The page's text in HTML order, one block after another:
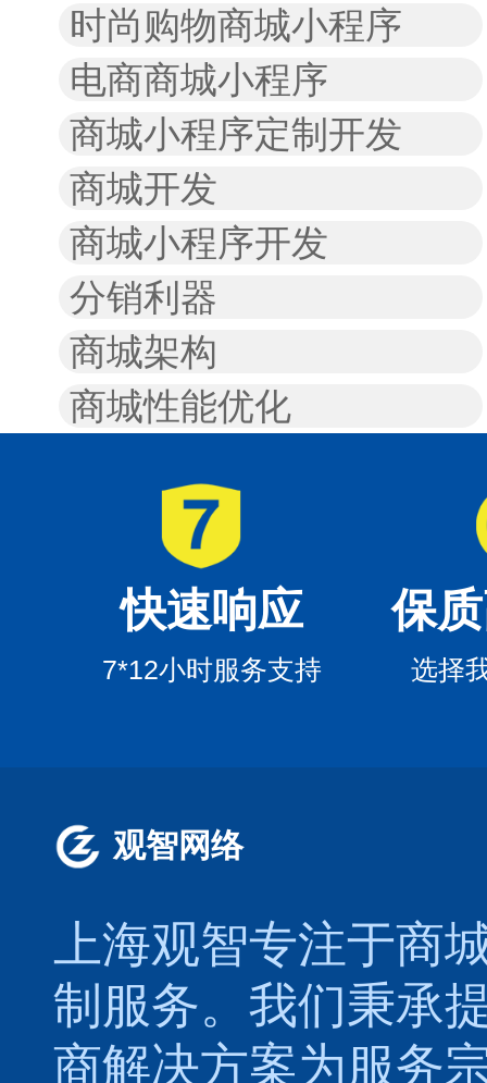
时尚购物商城小程序
电商商城小程序
商城小程序定制开发
商城开发
商城小程序开发
分销利器
商城架构
商城性能优化
快速响应
7*12小时服务支持
保
选择
观智网络
上海观智专注于商
制 服务。我们秉承
商解决方案为服务